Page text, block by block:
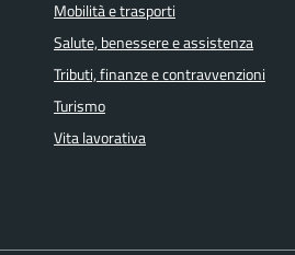
Mobilità e trasporti
Salute, benessere e assistenza
Tributi, finanze e contravvenzioni
Turismo
Vita lavorativa